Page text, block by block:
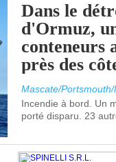
Dans le
d'Ormuz,
conteneurs
près des
Mascate/
Incendie à bord. Un
porté disparu. 23